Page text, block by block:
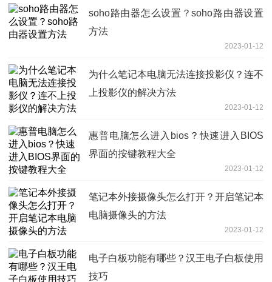
soho路由器怎么设置？soho路由器设置
方法
2023-01-12
为什么笔记本电脑无法连接投影仪？连不
上投影仪的解决方法
2023-01-12
惠普电脑怎么进入bios？快速进入BIOS
界面的按键教程大全
2023-01-12
笔记本外接摄像头怎么打开？开启笔记本
电脑摄像头的方法
2023-01-12
电子白板功能有哪些？汉王电子白板使用
技巧